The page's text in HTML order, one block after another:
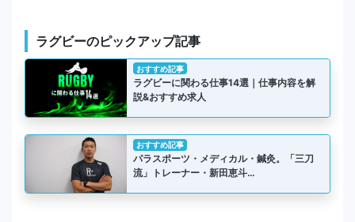
ラグビーのピックアップ記事
おすすめ記事
ラグビーに関わる仕事14選｜仕事内容を解
説&おすすめ求人
おすすめ記事
パラスポーツ・メディカル・鍼灸。「三刀
流」トレーナー・新田恵斗…